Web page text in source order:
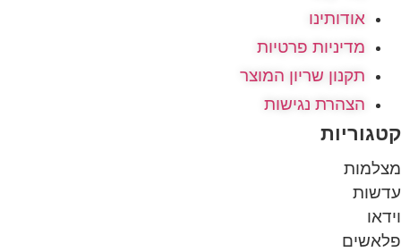
אודותינו
מדיניות פרטיות
תקנון שריון המוצר
הצהרת נגישות